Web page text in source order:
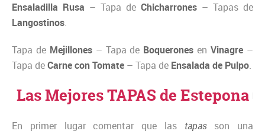
Ensaladilla Rusa – Tapa de Chicharrones – Tapas de
Langostinos.
Tapa de Mejillones– Tapa de Boqueronesen Vinagre –
Tapa deCarne con Tomate – Tapa de Ensalada de Pulpo.
Las Mejores TAPAS de Estepona
En primer lugar comentar que las tapasson una